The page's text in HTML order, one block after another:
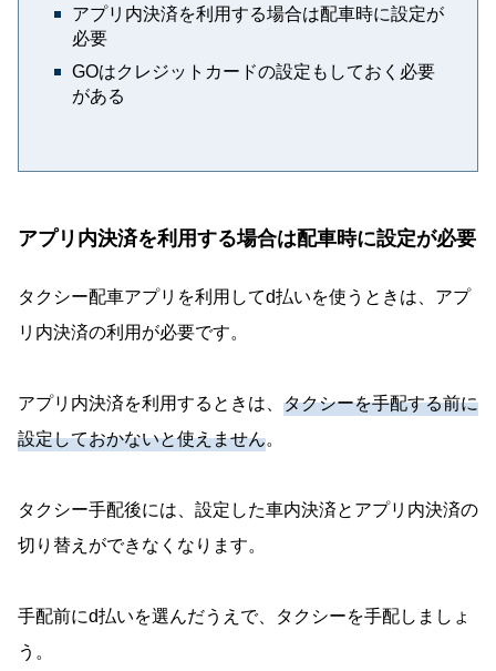
アプリ内決済を利用する場合は配車時に設定が
必要
GOはクレジットカードの設定もしておく必要
がある
アプリ内決済を利用する場合は配車時に設定が必要
タクシー配車アプリを利用してd払いを使うときは、アプ
リ内決済の利用が必要です。
アプリ内決済を利用するときは、 タクシーを手配する前に
設定しておかないと使えません。
タクシー手配後には、設定した車内決済とアプリ内決済の
切り替えができなくなります。
手配前にd払いを選んだうえで、タクシーを手配しましょ
う。